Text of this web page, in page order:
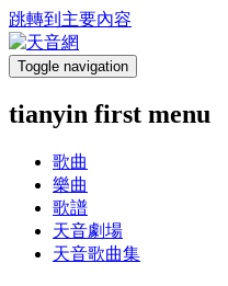
跳轉到主要內容
Toggle navigation
tianyin first menu
歌曲
樂曲
歌譜
天音劇場
天音歌曲集